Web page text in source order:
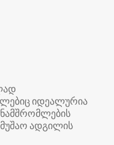
იდეალურია
ადგილის